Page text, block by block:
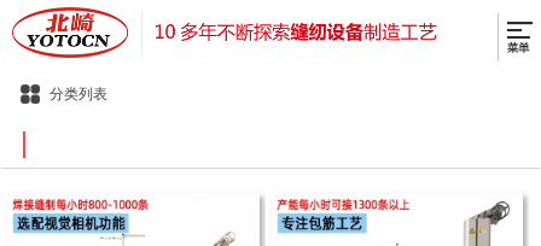
分类列表